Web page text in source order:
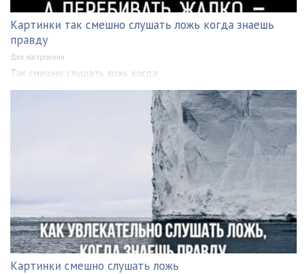
Картинки так смешно слушать ложь когда знаешь
правду
Для настроения
Так смешно слушать ложь когда
Картинки смешно слушать ложь